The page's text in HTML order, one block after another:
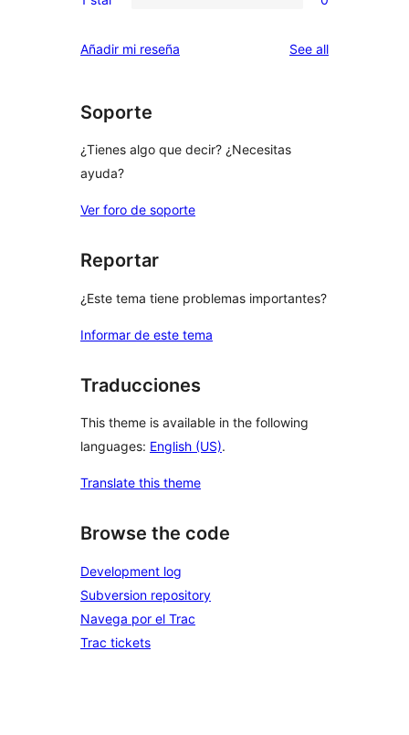
2-
reviews
0
star
Añadir mi reseña See allreviews
Soporte
¿Tienes algo que decir? ¿Necesitas
ayuda?
Ver foro de soporte
Reportar
¿Este tema tiene problemas importantes?
Informar de este tema
Traducciones
This theme is available in the following
languages: English (US).
Translate this theme
Browse the code
Development log
Subversion repository
Navega por el Trac
Trac tickets